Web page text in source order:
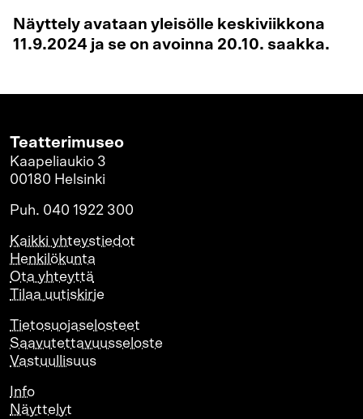
Näyttely avataan yleisölle keskiviikkona
11.9.2024 ja se on avoinna 20.10. saakka.
Teatterimuseo
Kaapeliaukio 3
00180 Helsinki
Puh. 040 1922 300
Kaikki yhteystiedot
Henkilökunta
Ota yhteyttä
Tilaa uutiskirje
Tietosuojaselosteet
Saavutettavuusseloste
Vastuullisuus
Info
Näyttelyt